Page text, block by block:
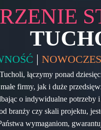
|
łączymy ponad
firmy, jak i duże
o indywidualne potrzeby
branży czy skali projektu,
wymaganiom,